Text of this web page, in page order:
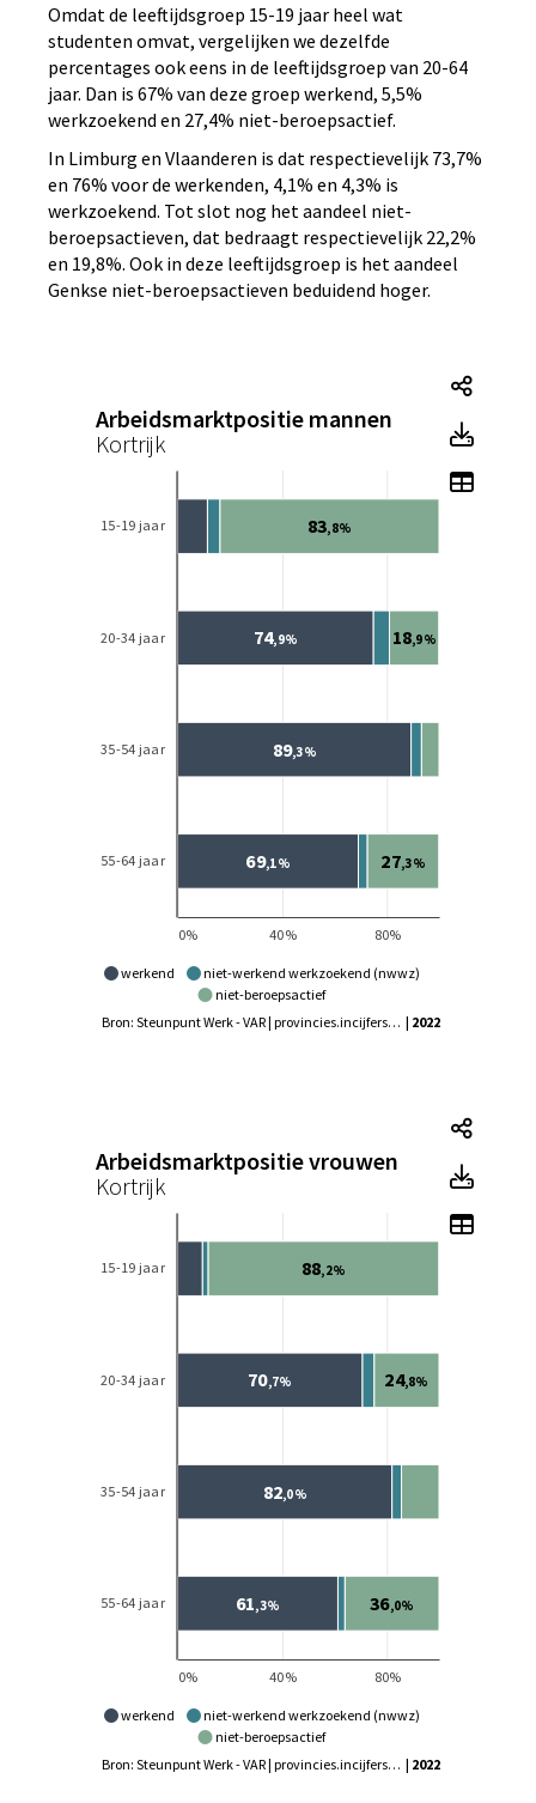
Omdat de leeftijdsgroep 15-19 jaar heel wat
studenten omvat, vergelijken we dezelfde
percentages ook eens in de leeftijdsgroep van 20-64
jaar. Dan is 67% van deze groep werkend, 5,5%
werkzoekend en 27,4% niet-beroepsactief.
In Limburg en Vlaanderen is dat respectievelijk 73,7%
en 76% voor de werkenden, 4,1% en 4,3% is
werkzoekend. Tot slot nog het aandeel niet-
beroepsactieven, dat bedraagt respectievelijk 22,2%
en 19,8%. Ook in deze leeftijdsgroep is het aandeel
Genkse niet-beroepsactieven beduidend hoger.
Arbeidsmarktpositie mannen
Kortrijk
werkend
niet-werkend werkzoekend (nwwz)
niet-beroepsactief
Bron: Steunpunt Werk - VAR | provincies.incijfers.be | 2022
Toon
Arbeidsmarktpositie vrouwen
Kortrijk
werkend
niet-werkend werkzoekend (nwwz)
niet-beroepsactief
Bron: Steunpunt Werk - VAR | provincies.incijfers.be | 2022
Toon